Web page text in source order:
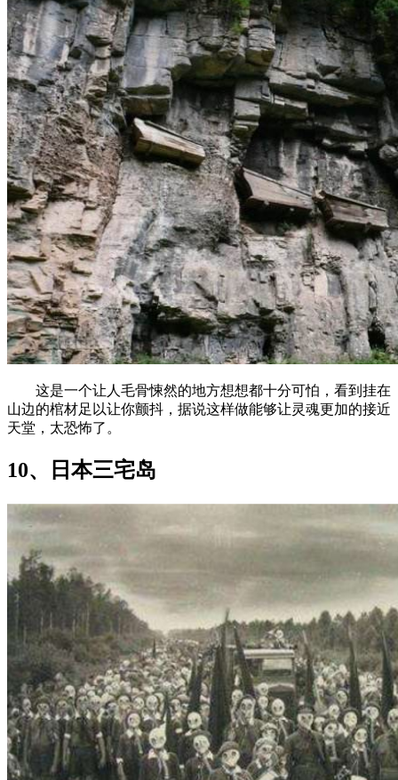
这是一个让人毛骨悚然的地方想想都十分可怕，看到挂在
山边的棺材足以让你颤抖，据说这样做能够让灵魂更加的接近
天堂，太恐怖了。
10、日本三宅岛